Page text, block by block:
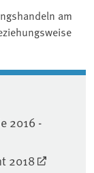
am
2016 -
2018